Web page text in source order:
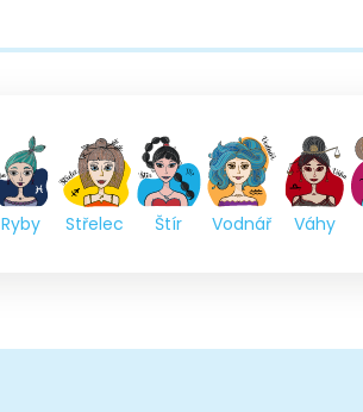
Ryby Střelec Štír Vodnář Váhy